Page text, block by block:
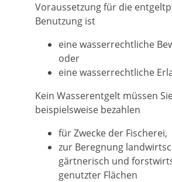
Voraussetzung für die
Benutzung ist
eine wasserrechtliche
oder
eine wasserrechtliche
Kein Wasserentgelt müssen
beispielsweise bezahlen
für Zwecke der Fischerei,
zur Beregnung
gärtnerisch und
genutzter Flächen